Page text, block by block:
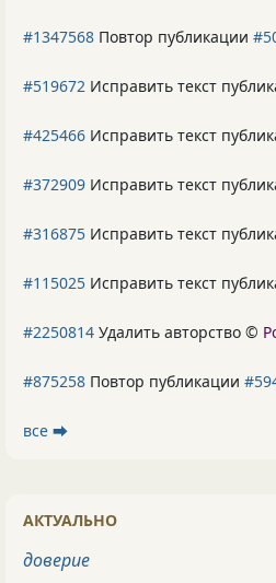
#1347568 Повтор публикации
#519672 Исправить текст
#425466 Исправить текст
#372909 Исправить текст
#316875 Исправить текст
#115025 Исправить текст
#2250814 Удалить авторство ©
#875258 Повтор публикации
все ⮕
АКТУАЛЬНО
доверие